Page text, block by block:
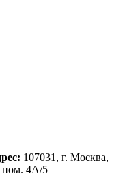
107031, г. Москва,
пом. 4А/5